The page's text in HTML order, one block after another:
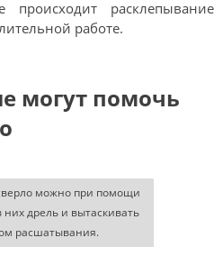
происходит расклепывание
работе.
могут помочь
можно при помощи
них дрель и вытаскивать
расшатывания.